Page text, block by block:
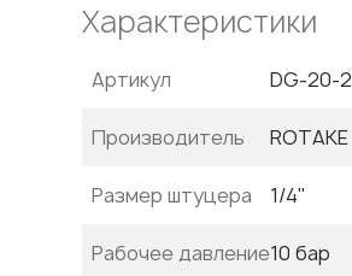
Характеристики
Артикул DG-20-2
Производитель ROTAKE
Размер штуцера 1/4"
Рабочее давление10 бар